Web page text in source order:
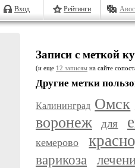
Вход Рейтинги
Записи с меткой
(и еще 12 записям на сайте
Другие метки
Калининград Омск
воронеж для
кемерово
варикоза